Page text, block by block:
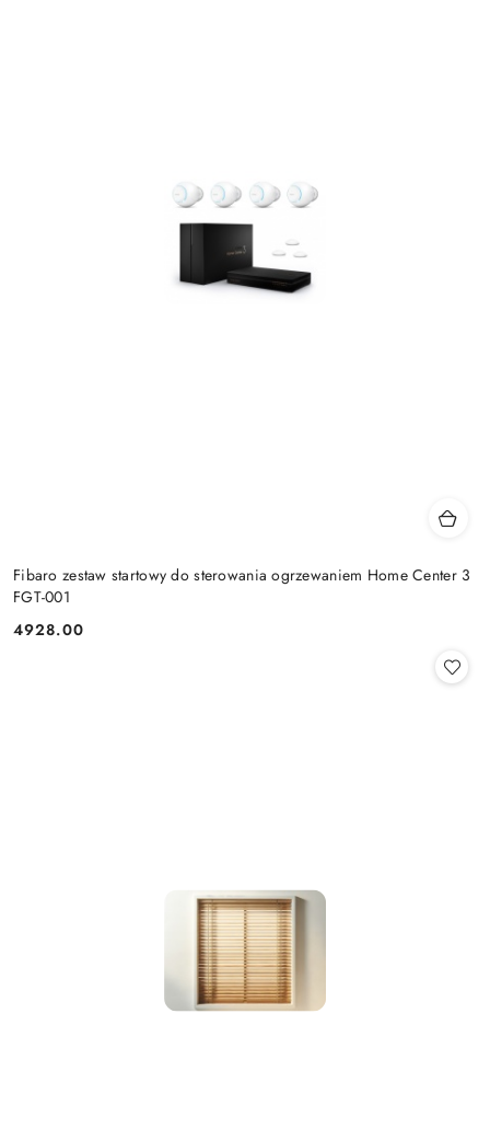
Fibaro zestaw startowy do sterowania ogrzewaniem Home Center 3
FGT-001
Cena:
4928.00